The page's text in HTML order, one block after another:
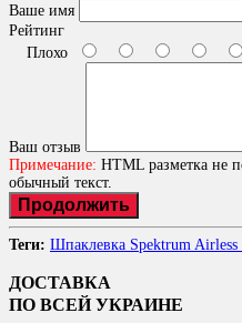
Ваше имя
Рейтинг
Плохо
Ваш отзыв
Примечание: HTML разметка не
обычный текст.
Продолжить
Теги: Шпаклевка Spektrum
ДОСТАВКА
ПО ВСЕЙ УКРАИНЕ